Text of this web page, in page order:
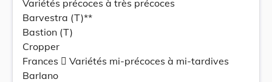
Variétés précoces à très précoces
Barvestra (T)**
Bastion (T)
Cropper
Frances  Variétés mi-précoces à mi-tardives
Barlano